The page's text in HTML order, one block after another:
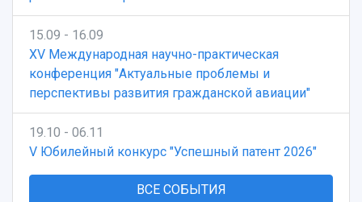
15.09 - 16.09
XV Международная научно-практическая
конференция "Актуальные проблемы и
перспективы развития гражданской авиации"
19.10 - 06.11
V Юбилейный конкурс "Успешный патент 2026"
ВСЕ СОБЫТИЯ